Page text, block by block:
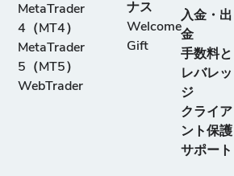
MetaTrader
4（MT4）
MetaTrader
5（MT5）
WebTrader
ナス
Welcome
Gift
入金・出
金
手数料と
レバレッ
ジ
クライア
ント保護
サポート